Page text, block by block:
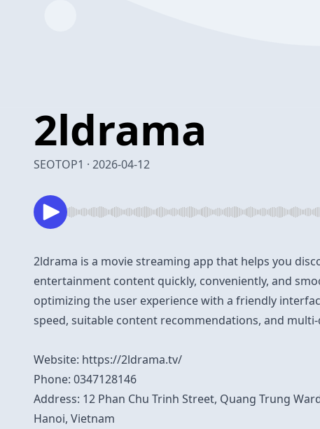
⁠2ldrama
SEOTOP1 · 2026-04-12
2ldrama is a movie streaming app that helps you
entertainment content quickly, conveniently, and
optimizing the user experience with a friendly
speed, suitable content recommendations, and
Website: https://2ldrama.tv/
Phone: 0347128146
Address: 12 Phan Chu Trinh Street, Quang Trung
Hanoi, Vietnam